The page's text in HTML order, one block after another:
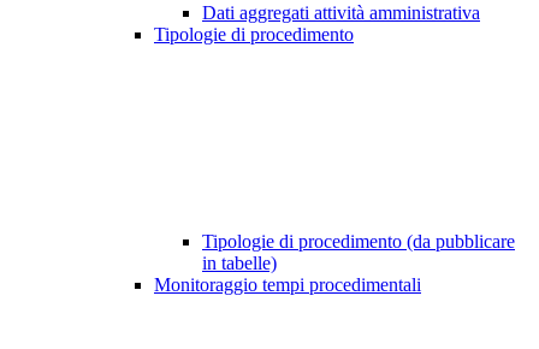
Dati aggregati attività amministrativa
Tipologie di procedimento
Tipologie di procedimento (da pubblicare
in tabelle)
Monitoraggio tempi procedimentali